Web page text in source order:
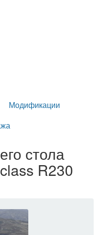
Модификации
стола
R230